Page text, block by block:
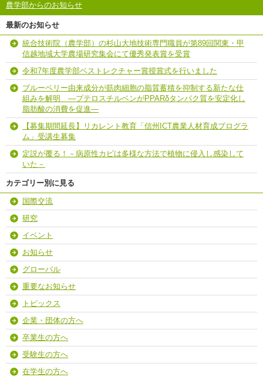
農学部からのお知らせ
最新のお知らせ
統合技術院（農学部）の杉山大地技術専門職員が第89回関東・甲
信越地域大学農場研究集会にて優秀発表賞を受賞
令和7年度農学部ベストレクチャー賞授賞式を行いました
ブルーベリー由来成分が筋肉細胞の脂質蓄積を抑制する新たな仕
組みを解明 ―プテロスチルベンがPPARδタンパク質を安定化し
脂肪酸の消費を促進―
【募集期間延長】リカレント教育「信州ICT農業人材育成プログラ
ム」受講生募集
定説が覆る！－病原性カビは多様な方法で植物に侵入し感染して
いた－
カテゴリー別に見る
国際交流
研究
イベント
お知らせ
グローバル
重要なお知らせ
トピックス
企業・団体の方へ
卒業生の方へ
受験生の方へ
在学生の方へ